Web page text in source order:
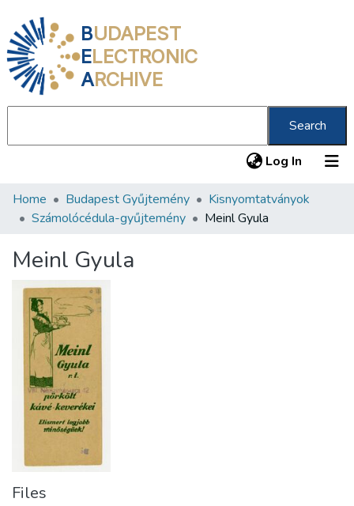
BUDAPEST
ELECTRONIC
ARCHIVE
Search
Log In (current)
Communities & Collections
Statistics
About us
Home Budapest Gyűjtemény
Kisnyomtatványok
Számolócédula-gyűjtemény
Meinl Gyula
Meinl Gyula
Files